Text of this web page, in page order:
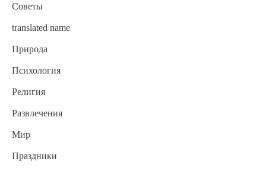
Советы
translated name
Природа
Психология
Религия
Развлечения
Мир
Праздники